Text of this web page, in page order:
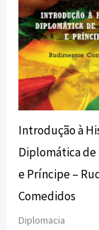
Introdução à
Diplomática de
e Príncipe –
Comedidos
Diplomacia